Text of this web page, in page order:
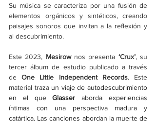
Su música se caracteriza por una fusión de
elementos orgánicos y sintéticos, creando
paisajes sonoros que invitan a la reflexión y
al descubrimiento.
Este 2023, Mesirow nos presenta ‘Crux’, su
tercer álbum de estudio publicado a través
de One Little Independent Records. Este
material traza un viaje de autodescubrimiento
en el que Glasser aborda experiencias
íntimas con una perspectiva madura y
catártica. Las canciones abordan la muerte de